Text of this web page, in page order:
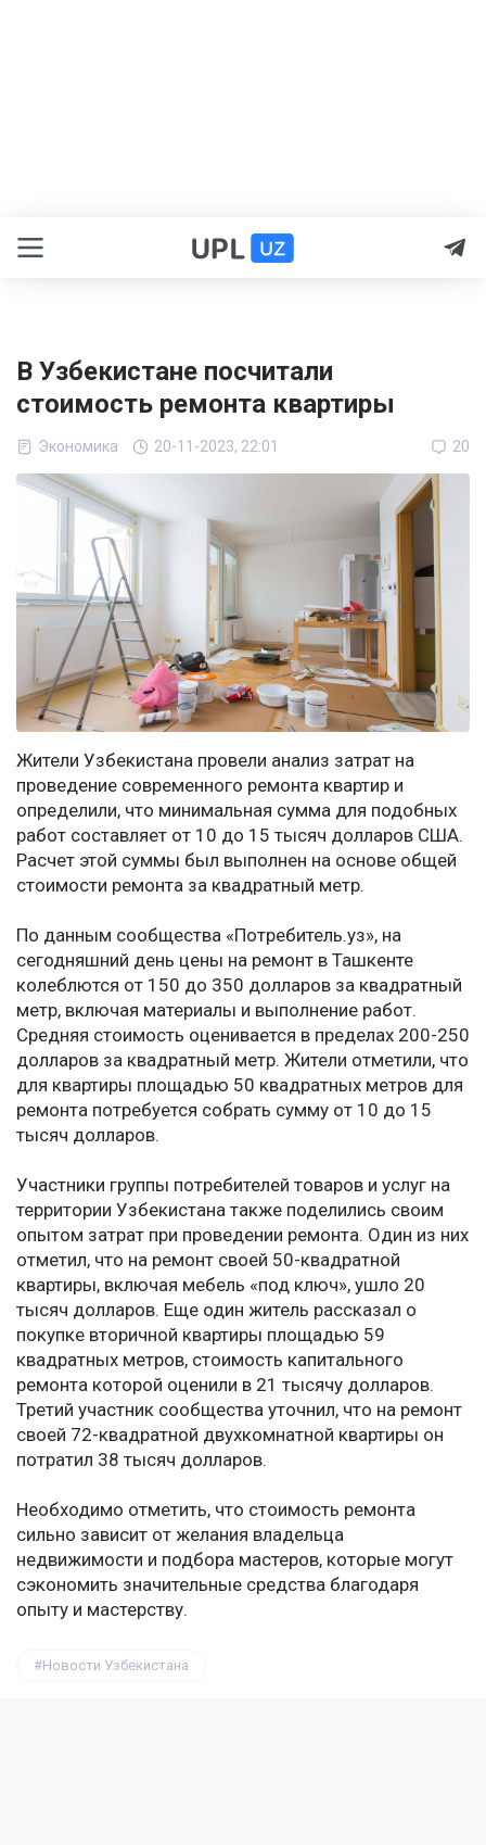
В Узбекистане посчитали
стоимость ремонта квартиры
Экономика 20-11-2023, 22:01 20
Жители Узбекистана провели анализ затрат на
проведение современного ремонта квартир и
определили, что минимальная сумма для подобных
работ составляет от 10 до 15 тысяч долларов США.
Расчет этой суммы был выполнен на основе общей
стоимости ремонта за квадратный метр.
По данным сообщества «Потребитель.уз», на
сегодняшний день цены на ремонт в Ташкенте
колеблются от 150 до 350 долларов за квадратный
метр, включая материалы и выполнение работ.
Средняя стоимость оценивается в пределах 200-250
долларов за квадратный метр. Жители отметили, что
для квартиры площадью 50 квадратных метров для
ремонта потребуется собрать сумму от 10 до 15
тысяч долларов.
Участники группы потребителей товаров и услуг на
территории Узбекистана также поделились своим
опытом затрат при проведении ремонта. Один из них
отметил, что на ремонт своей 50-квадратной
квартиры, включая мебель «под ключ», ушло 20
тысяч долларов. Еще один житель рассказал о
покупке вторичной квартиры площадью 59
квадратных метров, стоимость капитального
ремонта которой оценили в 21 тысячу долларов.
Третий участник сообщества уточнил, что на ремонт
своей 72-квадратной двухкомнатной квартиры он
потратил 38 тысяч долларов.
Необходимо отметить, что стоимость ремонта
сильно зависит от желания владельца
недвижимости и подбора мастеров, которые могут
сэкономить значительные средства благодаря
опыту и мастерству.
Новости Узбекистана